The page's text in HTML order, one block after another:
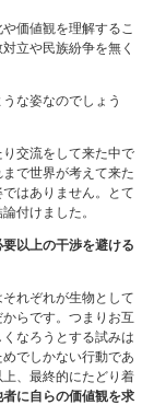
価値観を理解するこ
立や民族紛争を無く
な姿なのでしょう
交流をして来た中で
で世界が考えて来た
はありません。とて
付けました。
以上の干渉を避ける
れぞれが生物として
らです。つまりお互
なろうとする試みは
でしかない行動であ
、最終的にたどり着
者に自らの価値観を求